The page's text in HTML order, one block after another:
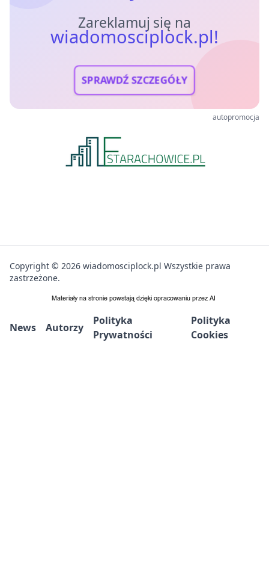
Zareklamuj się na
wiadomosciplock.pl!
SPRAWDŹ SZCZEGÓŁY
autopromocja
Copyright © 2026 wiadomosciplock.pl Wszystkie prawa
zastrzeżone.
News Autorzy
Polityka
Prywatności
Polityka
Cookies